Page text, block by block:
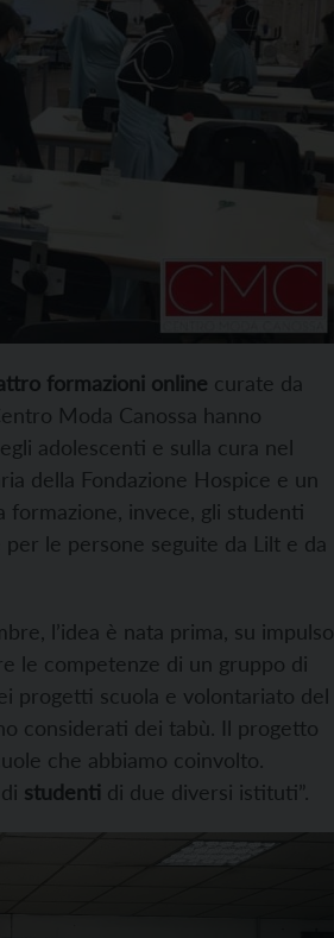
formazioni online curate da
Moda Canossa hanno
adolescenti e sulla cura nel
della Fondazione Hospice e un
formazione, invece, gli studenti
le persone seguite da Lilt e da
l’idea è nata prima, su impulso
le competenze di un gruppo di
progetti scuola e volontariato del
considerati dei tabù. Il progetto
che abbiamo coinvolto.
studenti di due diversi istituti”.